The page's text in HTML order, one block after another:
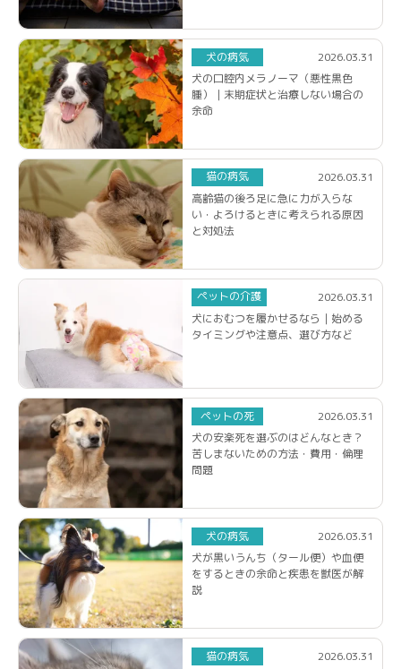
犬の病気
2026.03.31
犬の口腔内メラノーマ（悪性黒色
腫）｜末期症状と治療しない場合の
余命
猫の病気
2026.03.31
高齢猫の後ろ足に急に力が入らな
い・よろけるときに考えられる原因
と対処法
ペットの介護
2026.03.31
犬におむつを履かせるなら｜始める
タイミングや注意点、選び方など
ペットの死
2026.03.31
犬の安楽死を選ぶのはどんなとき？
苦しまないための方法・費用・倫理
問題
犬の病気
2026.03.31
犬が黒いうんち（タール便）や血便
をするときの余命と疾患を獣医が解
説
猫の病気
2026.03.31